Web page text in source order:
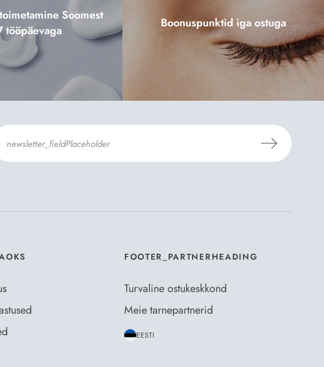
Soomest
tööpäevaga
Boonuspunktid iga ostuga
FOOTER_PARTNERHEADING
Turvaline ostukeskkond
Meie tarnepartnerid
EESTI